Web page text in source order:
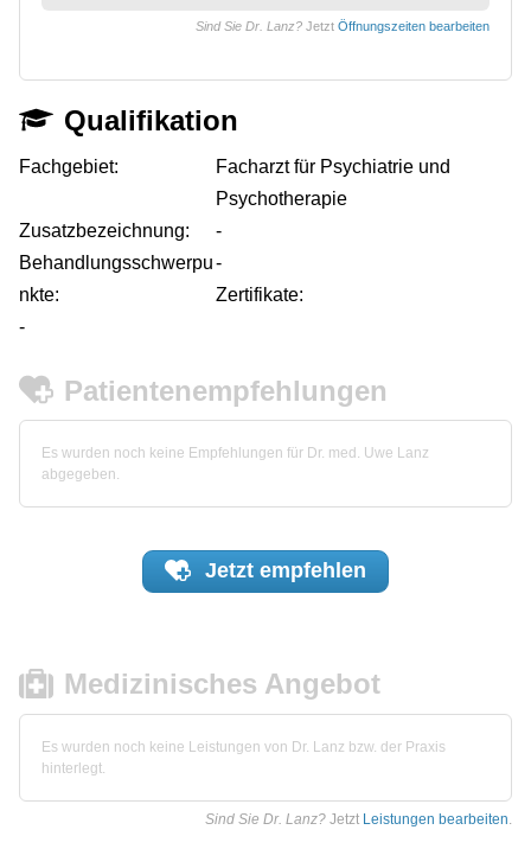
Sind Sie Dr. Lanz? Jetzt Öffnungszeiten bearbeiten
Qualifikation
Fachgebiet:
Facharzt für Psychiatrie und
Psychotherapie
Zusatzbezeichnung:
-
Behandlungsschwerpu
nkte:
-
Zertifikate:
-
Patientenempfehlungen
Es wurden noch keine Empfehlungen für Dr. med. Uwe Lanz
abgegeben.
Jetzt empfehlen
Medizinisches Angebot
Es wurden noch keine Leistungen von Dr. Lanz bzw. der Praxis
hinterlegt.
Sind Sie Dr. Lanz? Jetzt Leistungen bearbeiten.